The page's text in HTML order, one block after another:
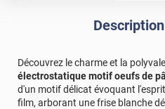
Découvrez le charme et la
électrostatique motif oeufs de
d'un motif délicat évoquant
film, arborant une frise blanche